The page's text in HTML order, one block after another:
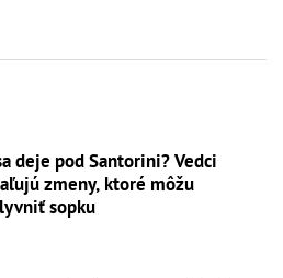
deje pod Santorini? Vedci
zmeny, ktoré môžu
sopku